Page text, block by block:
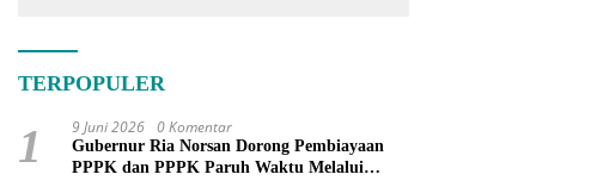
TERPOPULER
1 9 Juni 2026 0 Komentar
Gubernur Ria Norsan Dorong Pembiayaan
PPPK dan PPPK Paruh Waktu Melalui